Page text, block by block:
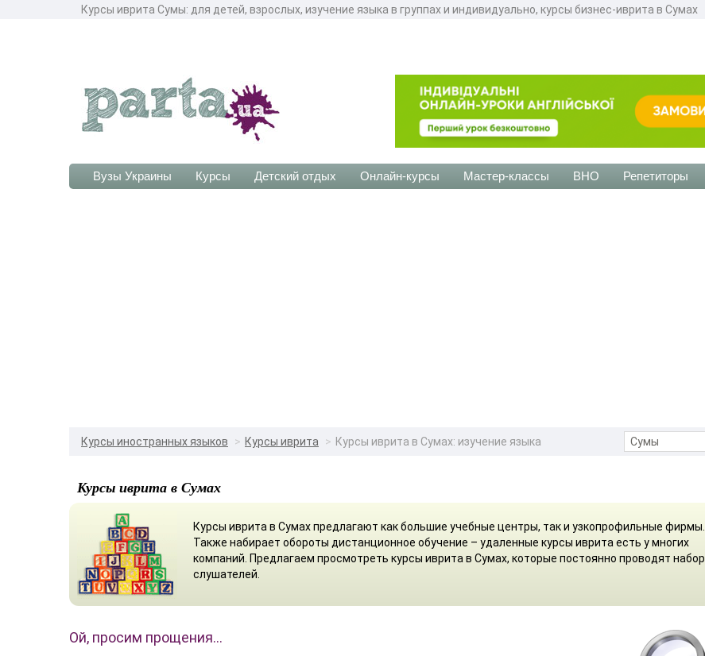
Курсы иврита Сумы: для детей, взрослых, изучение языка в группах и индивидуально, курсы бизнес-иврита в Сумах
Вузы Украины Курсы Детский отдых Онлайн-курсы Мастер-классы ВНО Репетиторы
Курсы иностранных языков Курсы иврита Курсы иврита в Сумах: изучение языка
Курсы иврита в Сумах
Курсы иврита в Сумах предлагают как большие учебные центры, так и узкопрофильные фирмы.
Также набирает обороты дистанционное обучение – удаленные курсы иврита есть у многих
компаний. Предлагаем просмотреть курсы иврита в Сумах, которые постоянно проводят набор
слушателей.
Ой, просим прощения…